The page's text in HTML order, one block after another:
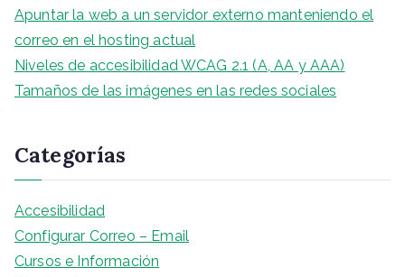
Apuntar la web a un servidor externo manteniendo el
correo en el hosting actual
Niveles de accesibilidad WCAG 2.1 (A, AA y AAA)
Tamaños de las imágenes en las redes sociales
Categorías
Accesibilidad
Configurar Correo – Email
Cursos e Información